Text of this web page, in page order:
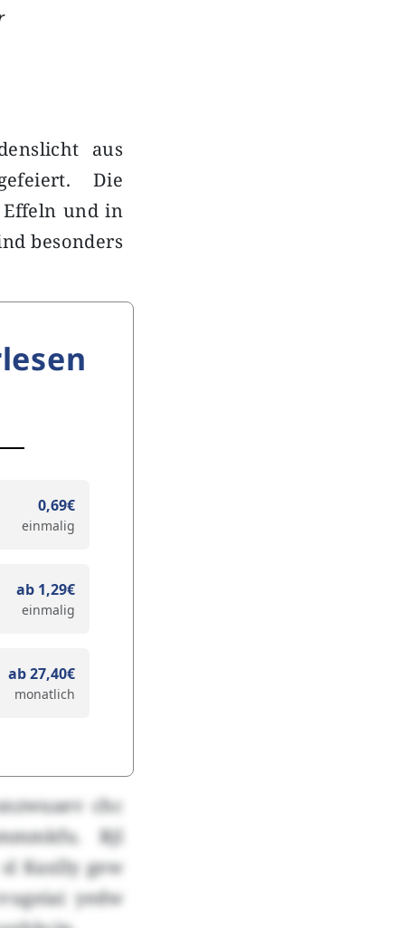
aus
Die
und in
besonders
0,69€
einmalig
ab 1,29€
einmalig
ab 27,40€
monatlich
chc
Rjl
Kaxlly gew
yedw